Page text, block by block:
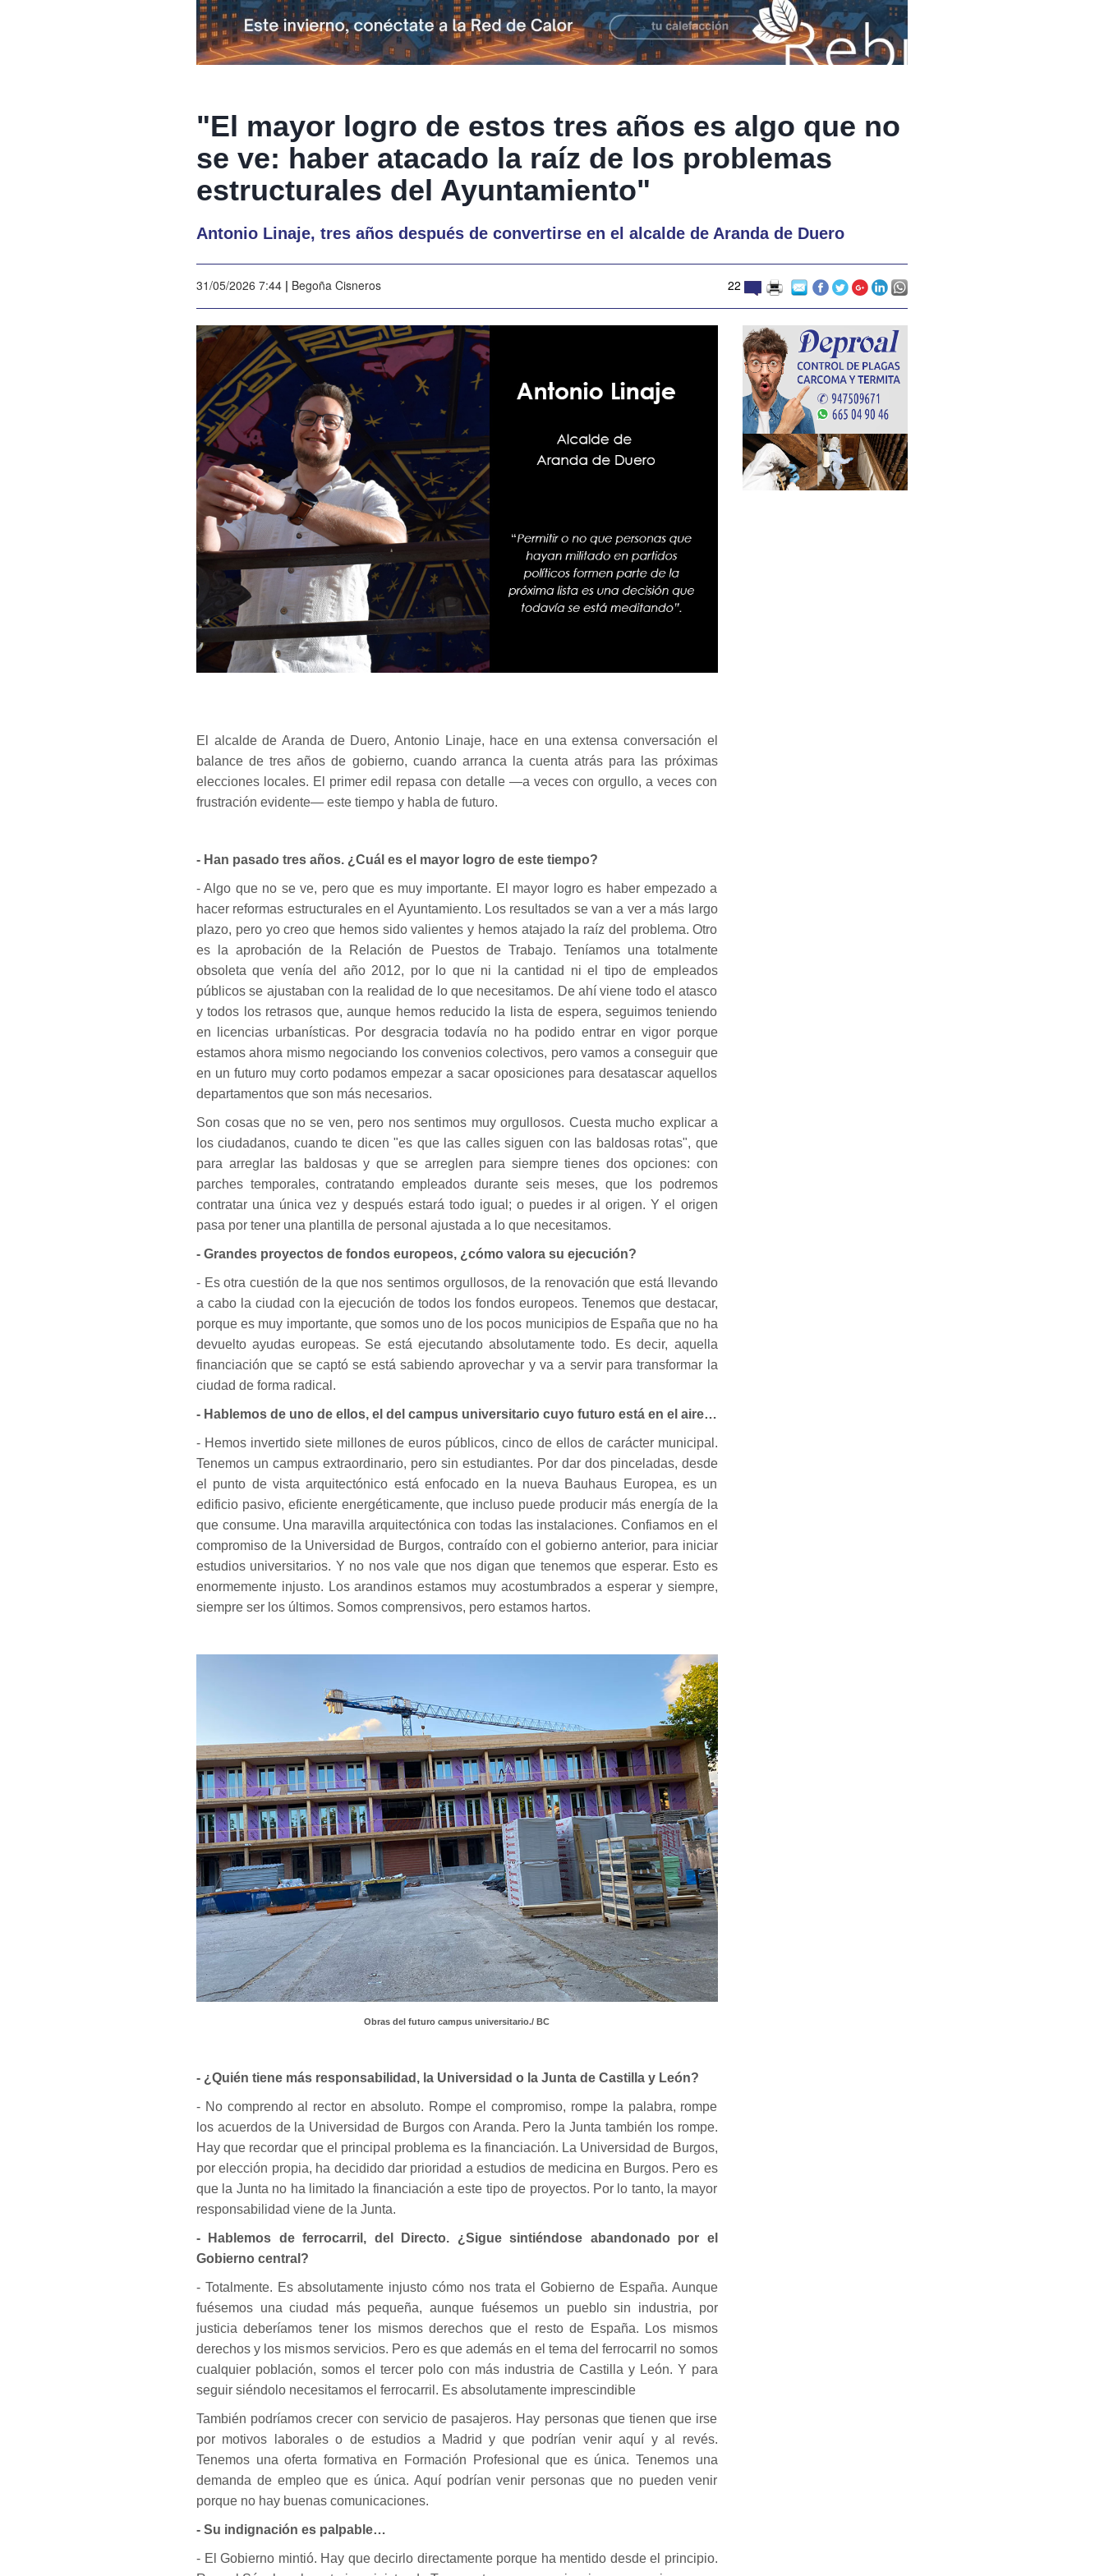
"El mayor logro de estos tres años es algo que no
se ve: haber atacado la raíz de los problemas
estructurales del Ayuntamiento"
Antonio Linaje, tres años después de convertirse en el alcalde de Aranda de Duero
31/05/2026 7:44 | Begoña Cisneros 22
El alcalde de Aranda de Duero, Antonio Linaje, hace en una extensa conversación el
balance de tres años de gobierno, cuando arranca la cuenta atrás para las próximas
elecciones locales. El primer edil repasa con detalle —a veces con orgullo, a veces con
frustración evidente— este tiempo y habla de futuro.
- Han pasado tres años. ¿Cuál es el mayor logro de este tiempo?
- Algo que no se ve, pero que es muy importante. El mayor logro es haber empezado a
hacer reformas estructurales en el Ayuntamiento. Los resultados se van a ver a más largo
plazo, pero yo creo que hemos sido valientes y hemos atajado la raíz del problema. Otro
es la aprobación de la Relación de Puestos de Trabajo. Teníamos una totalmente
obsoleta que venía del año 2012, por lo que ni la cantidad ni el tipo de empleados
públicos se ajustaban con la realidad de lo que necesitamos. De ahí viene todo el atasco
y todos los retrasos que, aunque hemos reducido la lista de espera, seguimos teniendo
en licencias urbanísticas. Por desgracia todavía no ha podido entrar en vigor porque
estamos ahora mismo negociando los convenios colectivos, pero vamos a conseguir que
en un futuro muy corto podamos empezar a sacar oposiciones para desatascar aquellos
departamentos que son más necesarios.
Son cosas que no se ven, pero nos sentimos muy orgullosos. Cuesta mucho explicar a
los ciudadanos, cuando te dicen "es que las calles siguen con las baldosas rotas", que
para arreglar las baldosas y que se arreglen para siempre tienes dos opciones: con
parches temporales, contratando empleados durante seis meses, que los podremos
contratar una única vez y después estará todo igual; o puedes ir al origen. Y el origen
pasa por tener una plantilla de personal ajustada a lo que necesitamos.
- Grandes proyectos de fondos europeos, ¿cómo valora su ejecución?
- Es otra cuestión de la que nos sentimos orgullosos, de la renovación que está llevando
a cabo la ciudad con la ejecución de todos los fondos europeos. Tenemos que destacar,
porque es muy importante, que somos uno de los pocos municipios de España que no ha
devuelto ayudas europeas. Se está ejecutando absolutamente todo. Es decir, aquella
financiación que se captó se está sabiendo aprovechar y va a servir para transformar la
ciudad de forma radical.
- Hablemos de uno de ellos, el del campus universitario cuyo futuro está en el aire…
- Hemos invertido siete millones de euros públicos, cinco de ellos de carácter municipal.
Tenemos un campus extraordinario, pero sin estudiantes. Por dar dos pinceladas, desde
el punto de vista arquitectónico está enfocado en la nueva Bauhaus Europea, es un
edificio pasivo, eficiente energéticamente, que incluso puede producir más energía de la
que consume. Una maravilla arquitectónica con todas las instalaciones. Confiamos en el
compromiso de la Universidad de Burgos, contraído con el gobierno anterior, para iniciar
estudios universitarios. Y no nos vale que nos digan que tenemos que esperar. Esto es
enormemente injusto. Los arandinos estamos muy acostumbrados a esperar y siempre,
siempre ser los últimos. Somos comprensivos, pero estamos hartos.
Obras del futuro campus universitario./ BC
- ¿Quién tiene más responsabilidad, la Universidad o la Junta de Castilla y León?
- No comprendo al rector en absoluto. Rompe el compromiso, rompe la palabra, rompe
los acuerdos de la Universidad de Burgos con Aranda. Pero la Junta también los rompe.
Hay que recordar que el principal problema es la financiación. La Universidad de Burgos,
por elección propia, ha decidido dar prioridad a estudios de medicina en Burgos. Pero es
que la Junta no ha limitado la financiación a este tipo de proyectos. Por lo tanto, la mayor
responsabilidad viene de la Junta.
- Hablemos de ferrocarril, del Directo. ¿Sigue sintiéndose abandonado por el
Gobierno central?
- Totalmente. Es absolutamente injusto cómo nos trata el Gobierno de España. Aunque
fuésemos una ciudad más pequeña, aunque fuésemos un pueblo sin industria, por
justicia deberíamos tener los mismos derechos que el resto de España. Los mismos
derechos y los mismos servicios. Pero es que además en el tema del ferrocarril no somos
cualquier población, somos el tercer polo con más industria de Castilla y León. Y para
seguir siéndolo necesitamos el ferrocarril. Es absolutamente imprescindible
También podríamos crecer con servicio de pasajeros. Hay personas que tienen que irse
por motivos laborales o de estudios a Madrid y que podrían venir aquí y al revés.
Tenemos una oferta formativa en Formación Profesional que es única. Tenemos una
demanda de empleo que es única. Aquí podrían venir personas que no pueden venir
porque no hay buenas comunicaciones.
- Su indignación es palpable…
- El Gobierno mintió. Hay que decirlo directamente porque ha mentido desde el principio.